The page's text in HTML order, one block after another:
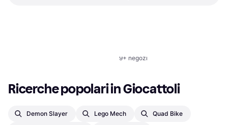
9+ negozi
Ricerche popolari in Giocattoli
Demon Slayer Lego Mech Quad Bike